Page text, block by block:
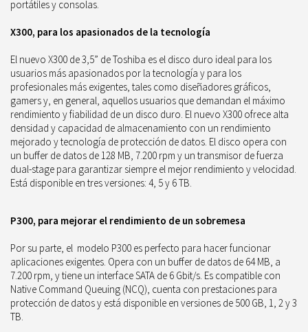
portátiles y consolas.
X300, para los apasionados de la tecnología
El nuevo X300 de 3,5” de Toshiba es el disco duro ideal para los
usuarios más apasionados por la tecnología y para los
profesionales más exigentes, tales como diseñadores gráficos,
gamersy, en general, aquellos usuarios que demandan el máximo
rendimiento y fiabilidad de un disco duro. El nuevo X300 ofrece alta
densidad y capacidad de almacenamiento con un rendimiento
mejorado y tecnología de protección de datos. El disco opera con
un buffer de datos de 128 MB, 7.200 rpm y un transmisor de fuerza
dual-stage para garantizar siempre el mejor rendimiento y velocidad.
Está disponible en tres versiones: 4, 5 y 6 TB.
P300, para mejorar el rendimiento de un sobremesa
Por su parte, el modelo P300 es perfecto para hacer funcionar
aplicaciones exigentes. Opera con un buffer de datos de 64 MB, a
7.200 rpm, y tiene un interface SATA de 6 Gbit/s. Es compatible con
Native Command Queuing (NCQ), cuenta con prestaciones para
protección de datos y está disponible en versiones de 500 GB, 1, 2 y 3
TB.